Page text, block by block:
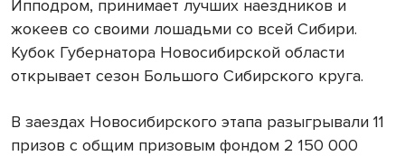
Ипподром, принимает лучших наездников и
жокеев со своими лошадьми со всей Сибири.
Кубок Губернатора Новосибирской области
открывает сезон Большого Сибирского круга.
В заездах Новосибирского этапа разыгрывали 11
призов с общим призовым фондом 2 150 000